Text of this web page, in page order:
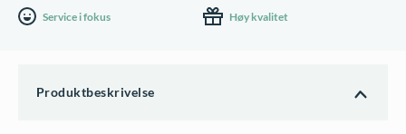
antall
Service i fokus Høy kvalitet
Produktbeskrivelse